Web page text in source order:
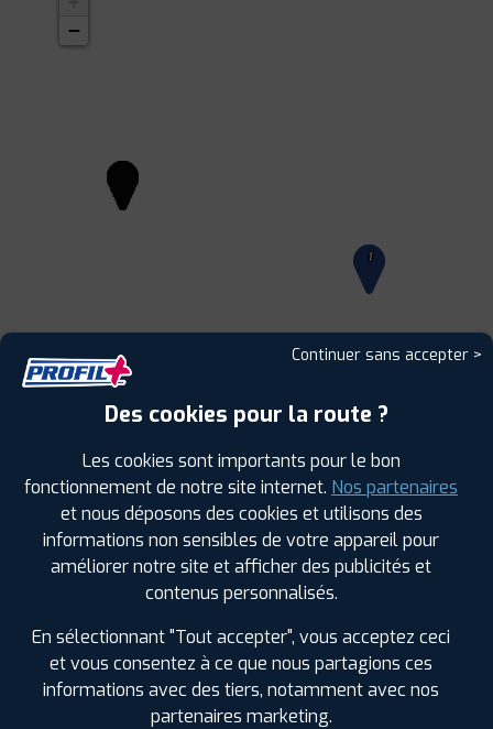
1
−
Leaflet |©Mapbox ©OpenStreetMap
1
MAIZIERES LA GRANDE
Continuer sans accepter >
Des cookies pour la route ?
Les cookies sont importants pour le bon
fonctionnement de notre site internet. Nos partenaires
et nous déposons des cookies et utilisons des
informations non sensibles de votre appareil pour
améliorer notre site et afficher des publicités et
contenus personnalisés.
En sélectionnant "Tout accepter", vous acceptez ceci
et vous consentez à ce que nous partagions ces
informations avec des tiers, notamment avec nos
partenaires marketing.